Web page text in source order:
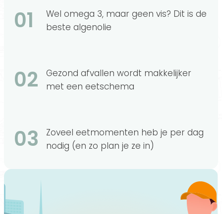
01
Wel omega 3, maar geen vis? Dit is de
beste algenolie
02
Gezond afvallen wordt makkelijker
met een eetschema
03
Zoveel eetmomenten heb je per dag
nodig (en zo plan je ze in)